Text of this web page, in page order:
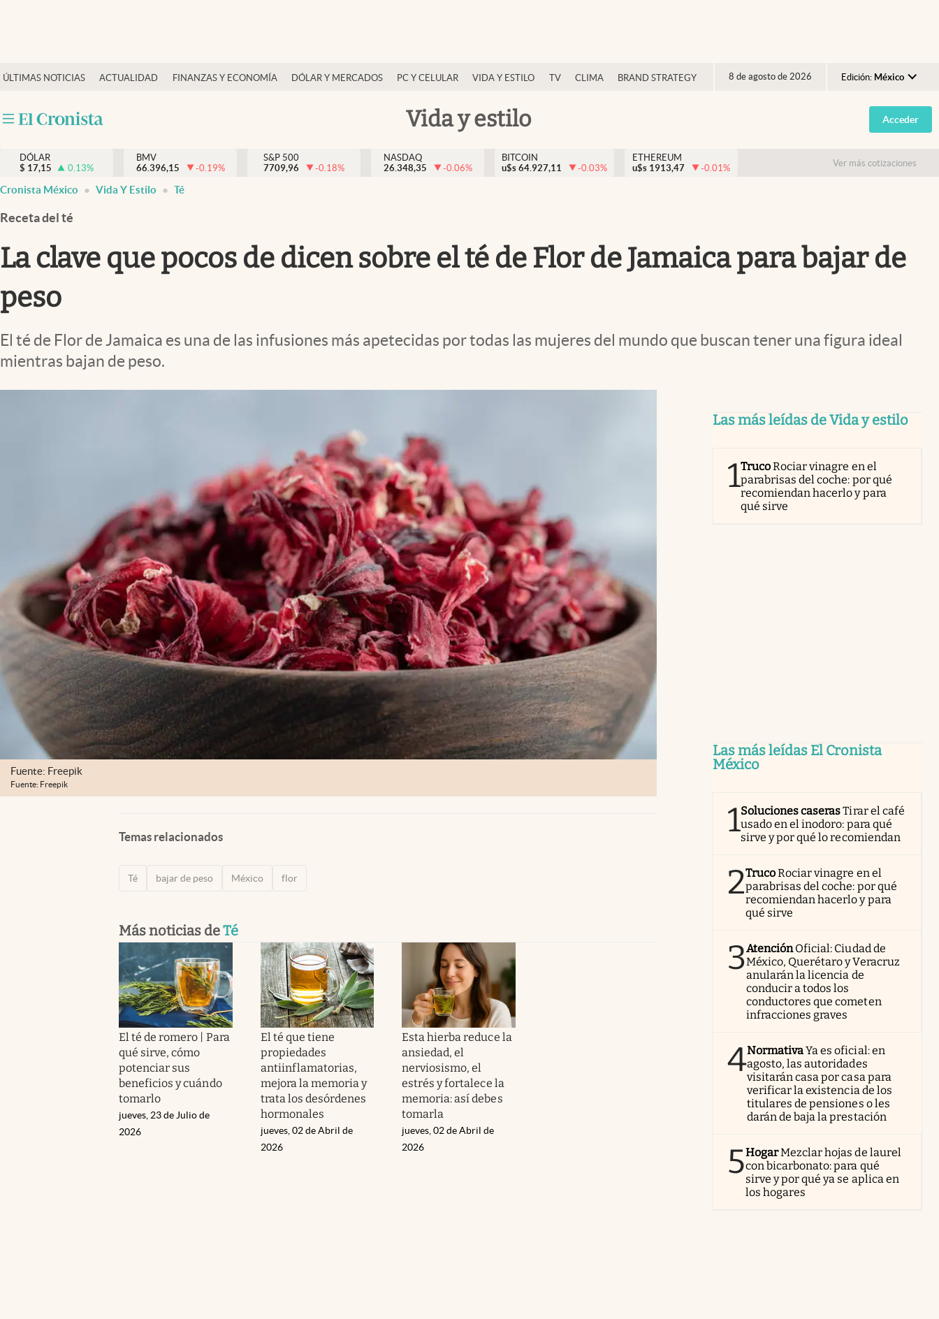
ÚLTIMAS NOTICIAS ACTUALIDAD FINANZAS Y ECONOMÍA DÓLAR Y MERCADOS PC Y CELULAR VIDA Y ESTILO TV CLIMA BRAND STRATEGY 8 de agosto de 2026 Edición: México
Argentina
España
USA
Vida y estilo
Actualidad
Internacionales
Opinión
Brand Strategy
Vida y estilo
Tv
Espiritualidad
Acceder
DÓLAR
$ 17,15 0.13%
BMV
66.396,15
-0.19%
S&P 500
7709,96
-0.18%
NASDAQ
26.348,35
-0.06%
BITCOIN
u$s 64.927,11 -0.03%
ETHEREUM
u$s 1913,47 -0.01% Ver más cotizaciones
Cronista México Vida Y Estilo Té
Receta del té
La clave que pocos de dicen sobre el té de Flor de Jamaica para bajar de
peso
El té de Flor de Jamaica es una de las infusiones más apetecidas por todas las mujeres del mundo que buscan tener una figura ideal
mientras bajan de peso.
Fuente: Freepik
Fuente: Freepik
Temas relacionados
Té bajar de peso México flor
Más noticias deTé
El té de romero | Para
qué sirve, cómo
potenciar sus
beneficios y cuándo
tomarlo
jueves, 23 de Julio de
2026
El té que tiene
propiedades
antiinflamatorias,
mejora la memoria y
trata los desórdenes
hormonales
jueves, 02 de Abril de
2026
Esta hierba reduce la
ansiedad, el
nerviosismo, el
estrés y fortalece la
memoria: así debes
tomarla
jueves, 02 de Abril de
2026
Las más leídas de Vida y estilo
1TrucoRociar vinagre en el
parabrisas del coche: por qué
recomiendan hacerlo y para
qué sirve
Las más leídas El Cronista
México
1Soluciones caserasTirar el café
usado en el inodoro: para qué
sirve y por qué lo recomiendan
2TrucoRociar vinagre en el
parabrisas del coche: por qué
recomiendan hacerlo y para
qué sirve
3AtenciónOficial: Ciudad de
México, Querétaro y Veracruz
anularán la licencia de
conducir a todos los
conductores que cometen
infracciones graves
4NormativaYa es oficial: en
agosto, las autoridades
visitarán casa por casa para
verificar la existencia de los
titulares de pensiones o les
darán de baja la prestación
5HogarMezclar hojas de laurel
con bicarbonato: para qué
sirve y por qué ya se aplica en
los hogares